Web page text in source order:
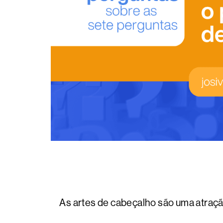
As artes de cabeçalho são uma